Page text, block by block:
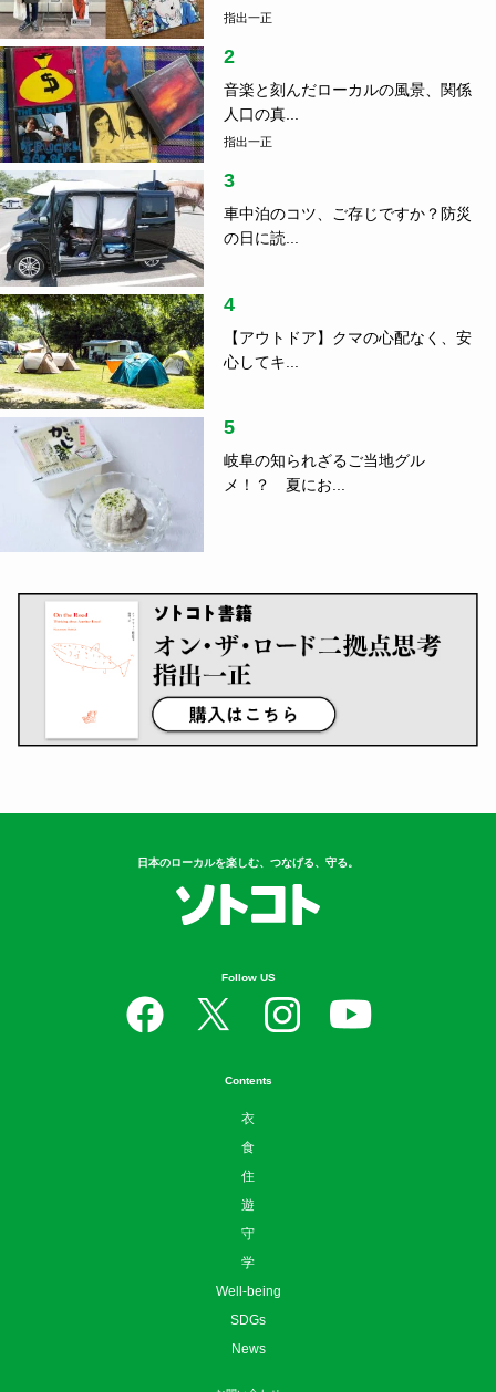
指出一正
2
音楽と刻んだローカルの風景、関係
人口の真...
指出一正
3
車中泊のコツ、ご存じですか？防災
の日に読...
4
【アウトドア】クマの心配なく、安
心してキ...
5
岐阜の知られざるご当地グル
メ！？ 夏にお...
日本のローカルを楽しむ、つなげる、守る。
Follow US
Contents
衣
食
住
遊
守
学
Well-being
SDGs
News